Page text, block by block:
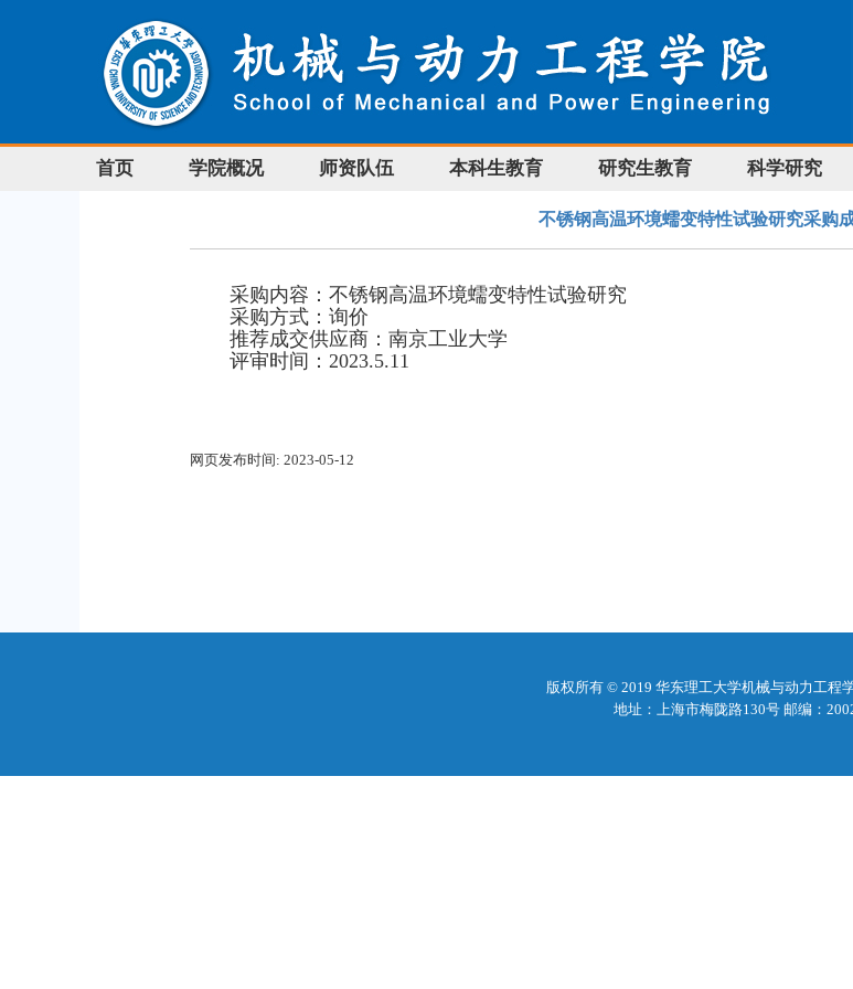
首页 学院概况 师资队伍 本科生教育 研究生教育 科学研究
不锈钢高温环境蠕变特性试验研究采购
采购内容：不锈钢高温环境蠕变特性试验研究
采购方式：询价
推荐成交供应商：南京工业大学
评审时间：2023.5.11
网页发布时间: 2023-05-12
版权所有 © 2019 华东理工大学机械与动力工程
地址：上海市梅陇路130号 邮编：